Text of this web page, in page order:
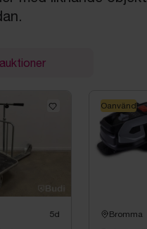
5d Bromma
Oanvänd